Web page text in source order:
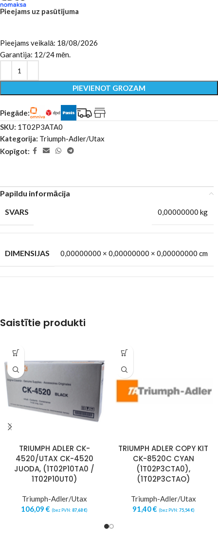
Pieejams uz pasūtījuma
Pieejams veikalā: 18/08/2026
Garantija: 12/24 mēn.
PIEVIENOT GROZAM
Piegāde:
SKU: 1T02P3ATA0
Kategorija: Triumph-Adler/Utax
Kopīgot:
Papildu informācija
SVARS
0,00000000 kg
DIMENSIJAS 0,00000000 × 0,00000000 × 0,00000000 cm
Saistītie produkti
TRIUMPH ADLER CK-
4520/UTAX CK-4520
JUODA, (1T02P10TA0 /
1T02P10UT0)
Triumph-Adler/Utax
106,09€ (bez PVN: 87,68€)
TRIUMPH ADLER COPY KIT
CK-8520C CYAN
(1T02P3CTA0),
(1T02P3CTAO)
Triumph-Adler/Utax
91,40€ (bez PVN:75,54€)